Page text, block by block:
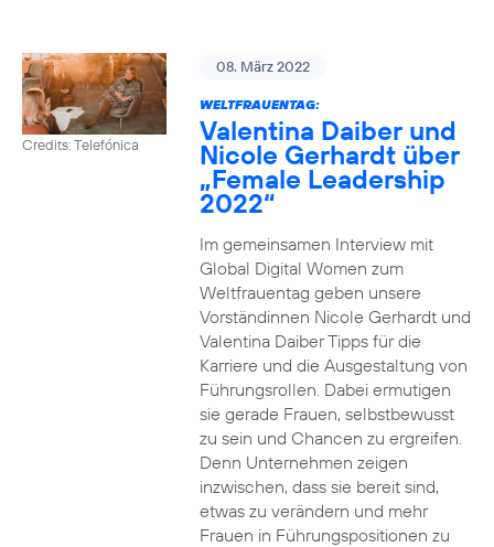
Credits: Telefónica
08. März 2022
WELTFRAUENTAG:
Valentina Daiber und
Nicole Gerhardt über
„Female Leadership
2022“
Im gemeinsamen Interview mit
Global Digital Women zum
Weltfrauentag geben unsere
Vorständinnen Nicole Gerhardt und
Valentina Daiber Tipps für die
Karriere und die Ausgestaltung von
Führungsrollen. Dabei ermutigen
sie gerade Frauen, selbstbewusst
zu sein und Chancen zu ergreifen.
Denn Unternehmen zeigen
inzwischen, dass sie bereit sind,
etwas zu verändern und mehr
Frauen in Führungspositionen zu